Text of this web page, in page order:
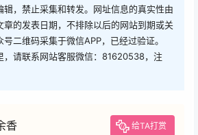
辑，禁止采集和转发。网址信息的真实性由
章的发表日期，不排除以后的网站到期或关
二维码采集于微信APP，已经过验证。
，请联系网站客服微信：81620538，注
香 给TA打赏